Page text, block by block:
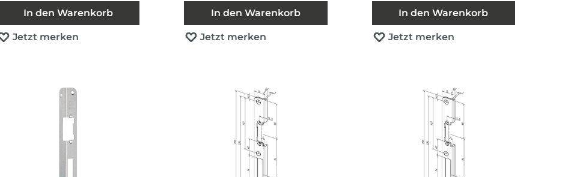
In den Warenkorb
Jetzt merken
In den Warenkorb
Jetzt merken
In den Warenkorb
Jetzt merken